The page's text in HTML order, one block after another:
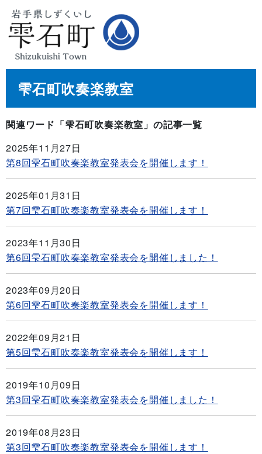
雫石町吹奏楽教室
関連ワード「雫石町吹奏楽教室」の記事一覧
2025年11月27日
第8回雫石町吹奏楽教室発表会を開催します！
2025年01月31日
第7回雫石町吹奏楽教室発表会を開催します！
2023年11月30日
第6回雫石町吹奏楽教室発表会を開催しました！
2023年09月20日
第6回雫石町吹奏楽教室発表会を開催します！
2022年09月21日
第5回雫石町吹奏楽教室発表会を開催します！
2019年10月09日
第3回雫石町吹奏楽教室発表会を開催しました！
2019年08月23日
第3回雫石町吹奏楽教室発表会を開催します！